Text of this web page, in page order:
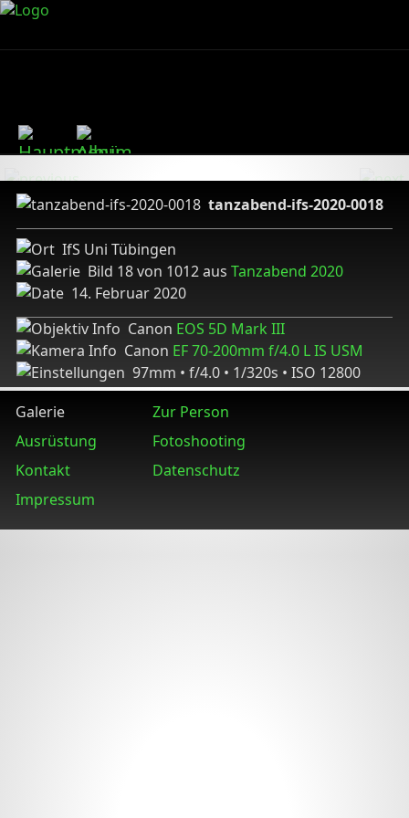
tanzabend-ifs-2020-0018
IfS Uni Tübingen
Bild 18 von 1012 aus Tanzabend 2020
14. Februar 2020
Canon EOS 5D Mark III
Canon EF 70-200mm f/4.0 L IS USM
97mm • f/4.0 • 1/320s • ISO 12800
Galerie
Zur Person
Ausrüstung
Fotoshooting
Kontakt
Datenschutz
Impressum